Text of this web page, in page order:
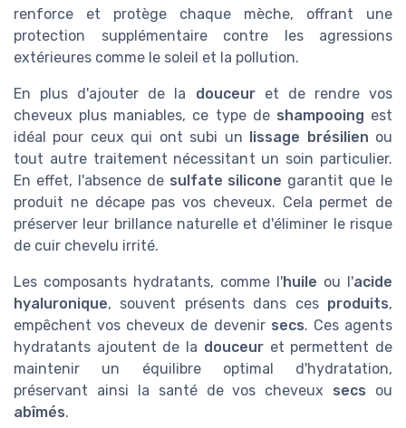
renforce et protège chaque mèche, offrant une
protection supplémentaire contre les agressions
extérieures comme le soleil et la pollution.
En plus d'ajouter de la douceuret de rendre vos
cheveux plus maniables, ce type de shampooing est
idéal pour ceux qui ont subi un lissage brésilien ou
tout autre traitement nécessitant un soin particulier.
En effet, l'absence de sulfate silicone garantit que le
produit ne décape pas vos cheveux. Cela permet de
préserver leur brillance naturelle et d'éliminer le risque
de cuir chevelu irrité.
Les composants hydratants, comme l'huile ou l'acide
hyaluronique, souvent présents dans ces produits,
empêchent vos cheveux de devenir secs. Ces agents
hydratants ajoutent de la douceuret permettent de
maintenir un équilibre optimal d'hydratation,
préservant ainsi la santé de vos cheveux secs ou
abîmés.